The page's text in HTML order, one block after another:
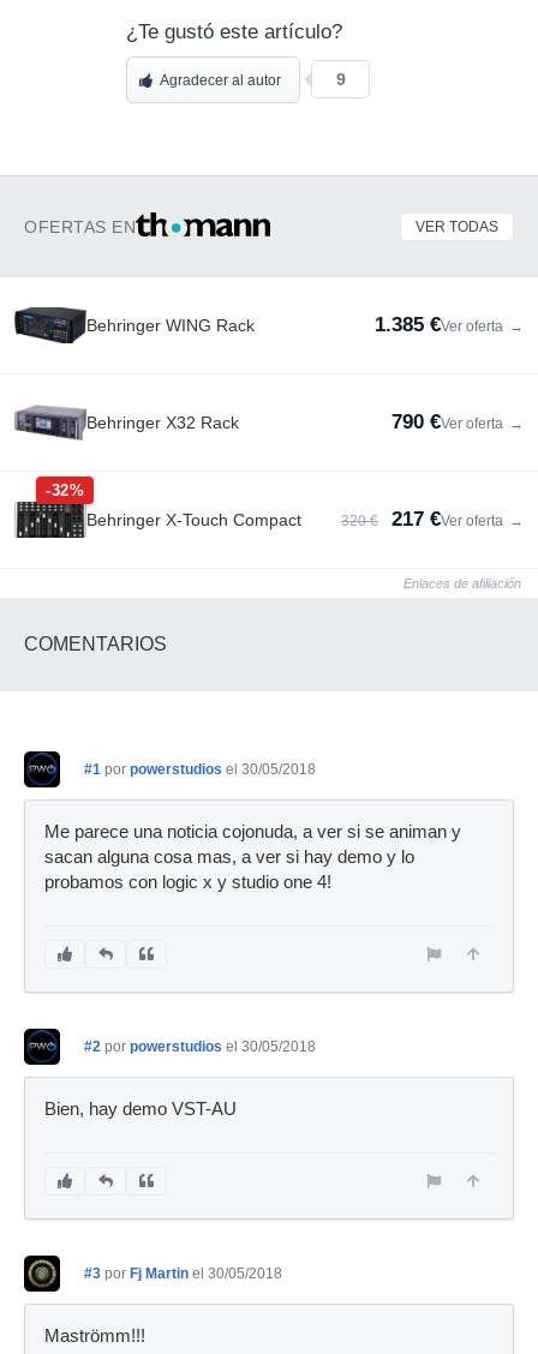
¿Te gustó este artículo?
Agradecer al autor 9
OFERTAS EN VER TODAS
Behringer WING Rack 1.385 €Ver oferta →
Behringer X32 Rack 790 €Ver oferta →
-32%
Behringer X-Touch Compact 320 € 217 €Ver oferta →
Enlaces de afiliación
COMENTARIOS
#1 por powerstudios el 30/05/2018
Me parece una noticia cojonuda, a ver si se animan y
sacan alguna cosa mas, a ver si hay demo y lo
probamos con logic x y studio one 4!
#2 por powerstudios el 30/05/2018
Bien, hay demo VST-AU
#3 por Fj Martin el 30/05/2018
Maströmm!!!